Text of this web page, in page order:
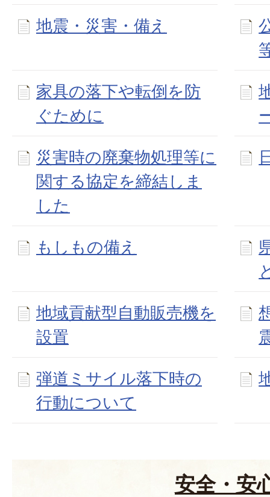
地震・災害・備え
家具の落下や転倒を防
ぐために
災害時の廃棄物処理等に
関する協定を締結しま
した
もしもの備え
地域貢献型自動販売機を
設置
弾道ミサイル落下時の
行動について
安全・安